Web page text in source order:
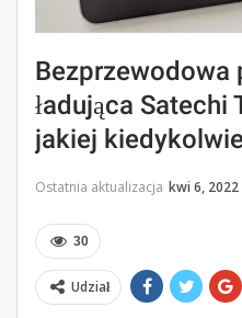
Bezprzewodowa
ładująca Satechi
jakiej
Ostatnia aktualizacja kwi 6, 2022
30
Udział